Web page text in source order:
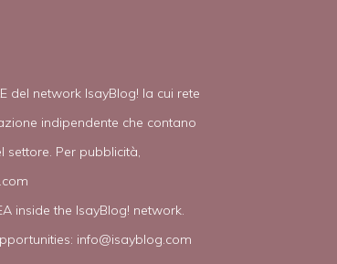
del network IsayBlog! la cui rete
indipendente che contano
Per pubblicità,
inside the IsayBlog! network.
info@isayblog.com